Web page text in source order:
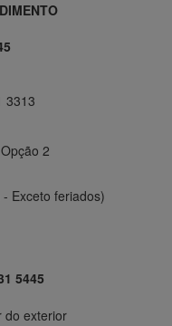
3313
Opção 2
Exceto feriados)
5445
do exterior